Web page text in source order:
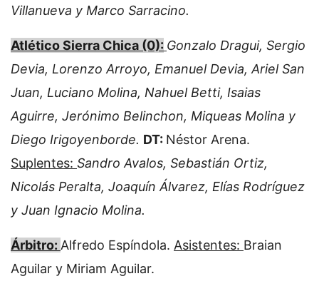
Villanueva y Marco Sarracino.
Atlético Sierra Chica (0): Gonzalo Dragui, Sergio
Devia, Lorenzo Arroyo, Emanuel Devia, Ariel San
Juan, Luciano Molina, Nahuel Betti, Isaias
Aguirre, Jerónimo Belinchon, Miqueas Molina y
Diego Irigoyenborde. DT: Néstor Arena.
Suplentes: Sandro Avalos, Sebastián Ortiz,
Nicolás Peralta, Joaquín Álvarez, Elías Rodríguez
y Juan Ignacio Molina.
Árbitro: Alfredo Espíndola. Asistentes: Braian
Aguilar y Miriam Aguilar.